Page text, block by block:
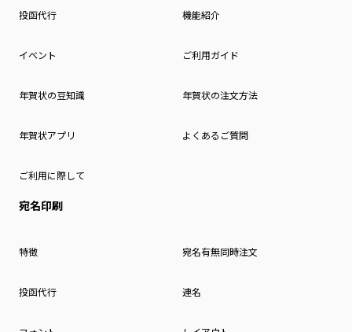
投函代行 機能紹介
イベント ご利用ガイド
年賀状の豆知識 年賀状の注文方法
年賀状アプリ よくあるご質問
ご利用に際して
宛名印刷
特徴 宛名有無同時注文
投函代行 連名